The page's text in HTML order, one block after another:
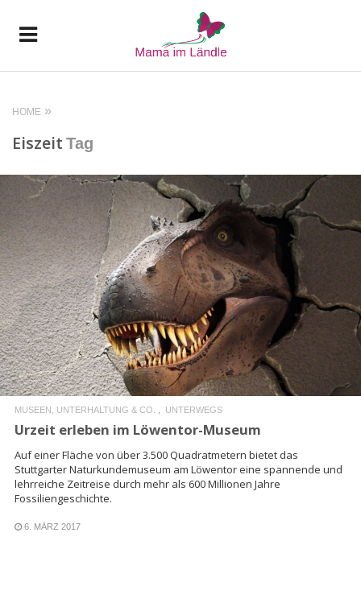
HOME
Eiszeit Tag
READ MORE
MUSEEN, UNTERHALTUNG & CO. UNTERWEGS
Urzeit erleben im Löwentor-Museum
Auf einer Fläche von über 3.500 Quadratmetern bietet das
Stuttgarter Naturkundemuseum am Löwentor eine spannende und
lehrreiche Zeitreise durch mehr als 600 Millionen Jahre
Fossiliengeschichte.
6. MÄRZ 2017